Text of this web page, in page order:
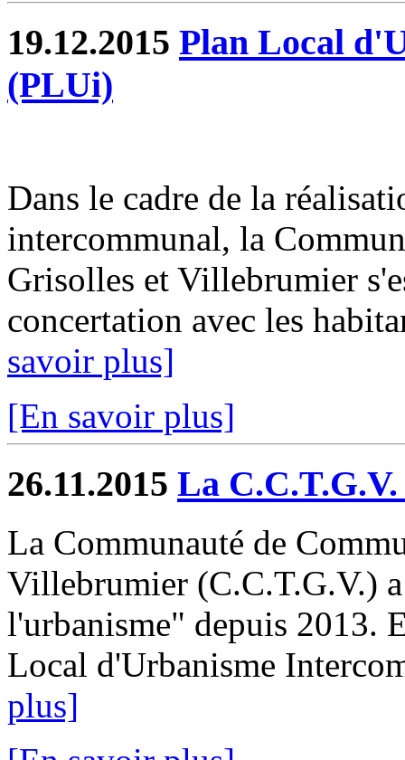
19.12.2015 Plan Local
(PLUi)
Dans le cadre de la
intercommunal, la
Grisolles et Villebrumier
concertation avec les
savoir plus]
[En savoir plus]
26.11.2015 La
La Communauté de
Villebrumier (C.C.T.G.V.)
l'urbanisme" depuis 2013.
Local d'Urbanisme
plus]